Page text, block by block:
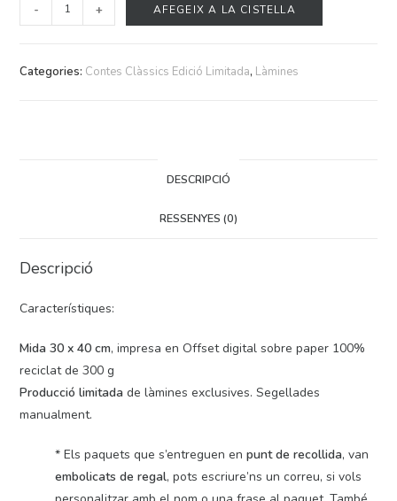
- + AFEGEIX A LA CISTELLA
Categories: Contes Clàssics Edició Limitada, Làmines
DESCRIPCIÓ
RESSENYES (0)
Descripció
Característiques:
Mida 30 x 40 cm, impresa en Offset digital sobre paper 100%
reciclat de 300 g
Producció limitada de làmines exclusives. Segellades
manualment.
* Els paquets que s’entreguen enpunt de recollida, van
embolicats de regal, pots escriure’ns un correu, si vols